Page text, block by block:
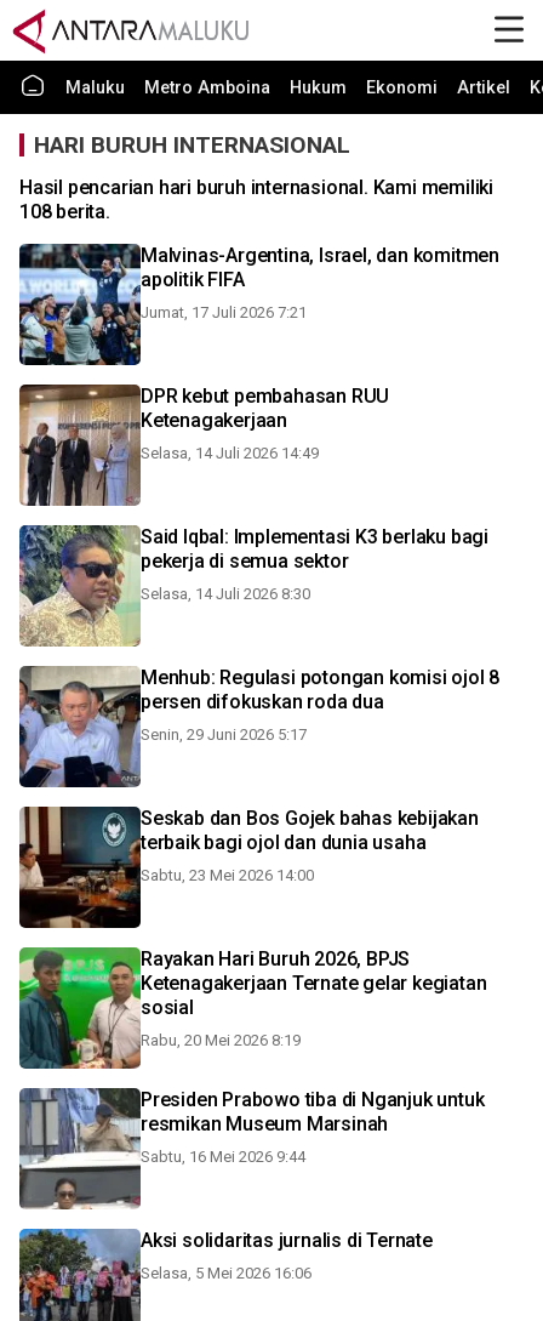
Maluku Metro Amboina Hukum Ekonomi Artikel
HARI BURUH INTERNASIONAL
Hasil pencarian hari buruh internasional. Kami memiliki
108 berita.
Malvinas-Argentina, Israel, dan komitmen
apolitik FIFA
Jumat, 17 Juli 2026 7:21
DPR kebut pembahasan RUU
Ketenagakerjaan
Selasa, 14 Juli 2026 14:49
Said Iqbal: Implementasi K3 berlaku bagi
pekerja di semua sektor
Selasa, 14 Juli 2026 8:30
Menhub: Regulasi potongan komisi ojol 8
persen difokuskan roda dua
Senin, 29 Juni 2026 5:17
Seskab dan Bos Gojek bahas kebijakan
terbaik bagi ojol dan dunia usaha
Sabtu, 23 Mei 2026 14:00
Rayakan Hari Buruh 2026, BPJS
Ketenagakerjaan Ternate gelar kegiatan
sosial
Rabu, 20 Mei 2026 8:19
Presiden Prabowo tiba di Nganjuk untuk
resmikan Museum Marsinah
Sabtu, 16 Mei 2026 9:44
Aksi solidaritas jurnalis di Ternate
Selasa, 5 Mei 2026 16:06